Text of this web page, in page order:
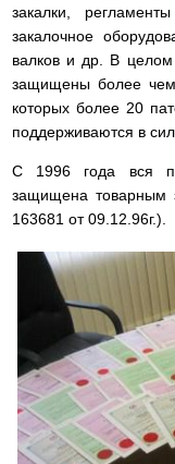
закалки,
закалочное
валков и др. В целом
защищены более
которых более 20
поддерживаются в
С 1996 года вся
защищена товарным
163681 от 09.12.96г.).